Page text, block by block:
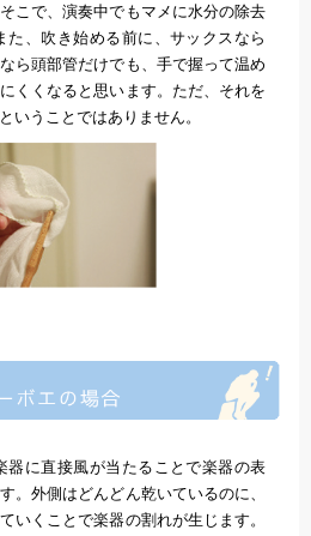
こで、演奏中でもマメに水分の除去
た、吹き始める前に、サックスなら
ら頭部管だけでも、手で握って温め
くくなると思います。ただ、それを
いうことではありません。
器に直接風が当たることで楽器の表
。外側はどんどん乾いているのに、
いくことで楽器の割れが生じます。